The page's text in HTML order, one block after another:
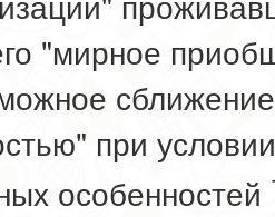
"мирное
при
особенностей